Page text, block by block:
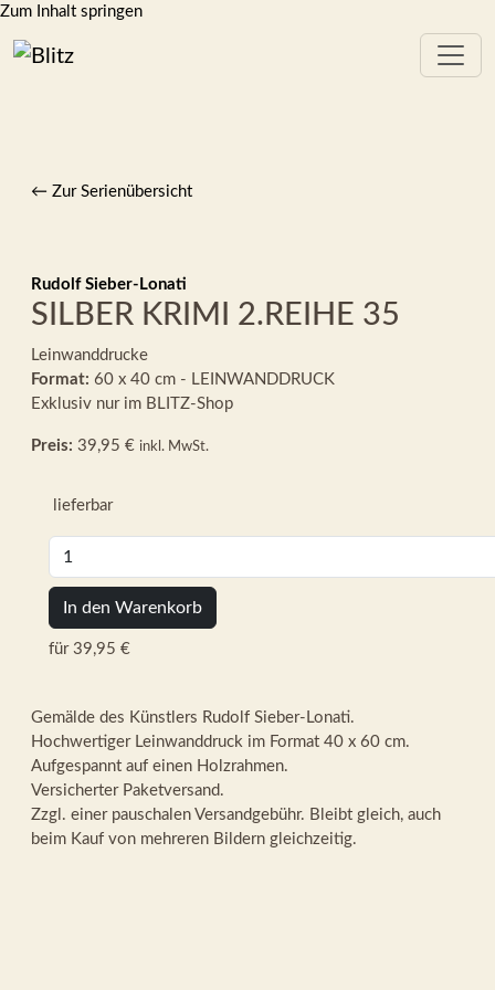
Zum Inhalt springen
← Zur Serienübersicht
Rudolf Sieber-Lonati
SILBER KRIMI 2.REIHE 35
Leinwanddrucke
Format: 60 x 40 cm - LEINWANDDRUCK
Exklusiv nur im BLITZ-Shop
Preis: 39,95 € inkl. MwSt.
lieferbar
In den Warenkorb
für 39,95 €
Gemälde des Künstlers Rudolf Sieber-Lonati.
Hochwertiger Leinwanddruck im Format 40 x 60 cm.
Aufgespannt auf einen Holzrahmen.
Versicherter Paketversand.
Zzgl. einer pauschalen Versandgebühr. Bleibt gleich, auch
beim Kauf von mehreren Bildern gleichzeitig.